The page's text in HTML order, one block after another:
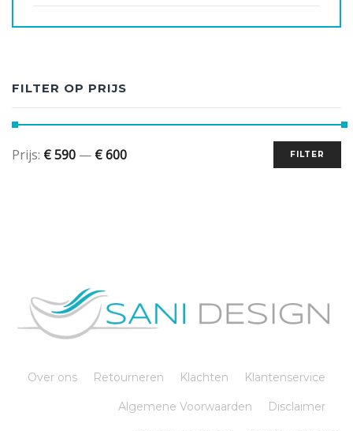
FILTER OP PRIJS
FILTER
Prijs: € 590 — € 600
Over ons Retourneren Klachten Klantenservice
Algemene Voorwaarden Disclaimer